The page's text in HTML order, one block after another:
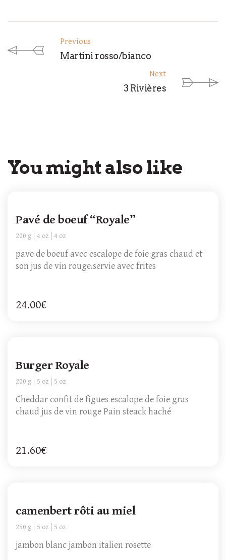
Previous
Martini rosso/bianco
Next
3 Rivières
You might also like
Pavé de boeuf “Royale”
200 g 4 oz 4 oz
pave de boeuf avec escalope de foie gras chaud et
son jus de vin rouge.servie avec frites
24.00€
Burger Royale
200 g 5 oz 5 oz
Cheddar confit de figues escalope de foie gras
chaud jus de vin rouge Pain steack haché
21.60€
camenbert rôti au miel
250 g 5 oz 5 oz
jambon blanc jambon italien rosette